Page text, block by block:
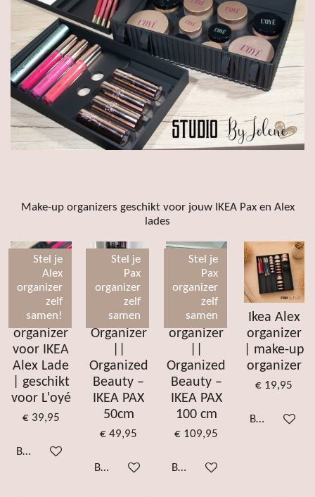
Make-up organizers geschikt voor jouw IKEA Pax en Alex
lades
Stel je
Alex
organizer
zelf
samen!
Make-up
organizer
voor IKEA
Alex Lade
| geschikt
voor L'oyé
€ 39,95
Bekijk details
Stel je
Pax
organizer
zelf
samen
Make-up
Organizer
Organized
Beauty –
IKEA PAX
50cm
€ 49,95
Bekijk details
Stel je
Pax
organizer
zelf
samen
Make-up
organizer
Organized
Beauty –
IKEA PAX
100 cm
€ 109,95
Bekijk details
Ikea Alex
organizer
| make-up
organizer
€ 19,95
Bekijk details